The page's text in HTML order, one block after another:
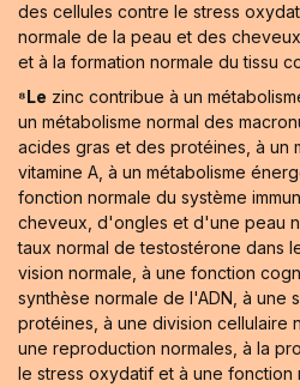
des cellules contre le stress
normale de la peau et des
et à la formation normale du tissu
⁸Le zinc contribue à un
un métabolisme normal des
acides gras et des protéines, à un
vitamine A, à un métabolisme
fonction normale du système
cheveux, d'ongles et d'une peau
taux normal de testostérone dans
vision normale, à une fonction
synthèse normale de l'ADN, à une
protéines, à une division cellulaire
une reproduction normales, à la
le stress oxydatif et à une fonction